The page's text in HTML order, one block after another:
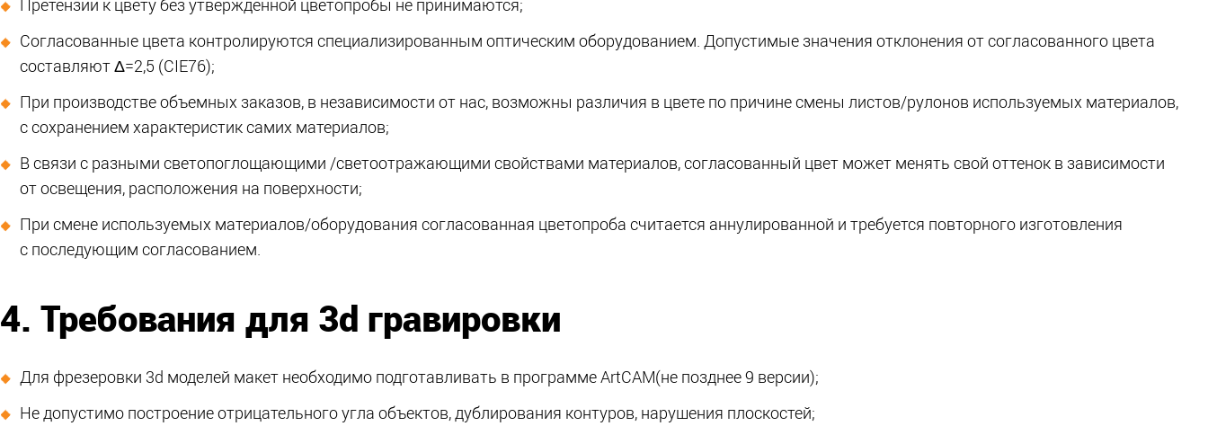
Претензии к цвету без утверждённой цветопробы не принимаются;
Согласованные цвета контролируются специализированным оптическим оборудованием. Допустимые значения отклонения от согласованного цвета
составляют Δ=2,5 (CIE76);
При производстве объемных заказов, в независимости от нас, возможны различия в цвете по причине смены листов/рулонов используемых материалов,
с сохранением характеристик самих материалов;
В связи с разными светопоглощающими /светоотражающими свойствами материалов, согласованный цвет может менять свой оттенок в зависимости
от освещения, расположения на поверхности;
При смене используемых материалов/оборудования согласованная цветопроба считается аннулированной и требуется повторного изготовления
с последующим согласованием.
4. Требования для 3d гравировки
Для фрезеровки 3d моделей макет необходимо подготавливать в программе ArtCAM(непозднее 9 версии);
Не допустимо построение отрицательного угла объектов, дублирования контуров, нарушения плоскостей;